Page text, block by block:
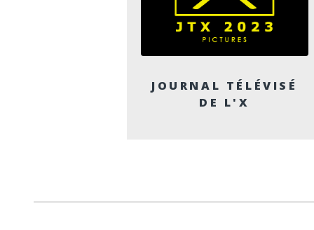
JOURNAL TÉLÉVISÉ
DE L'X